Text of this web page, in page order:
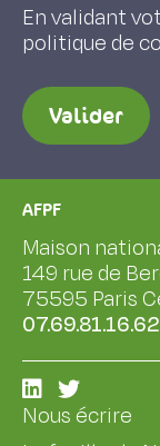
En validant
politique de
Valider
AFPF
Maison
149 rue de
75595 Paris
07.69.81.16.62
Nous écrire